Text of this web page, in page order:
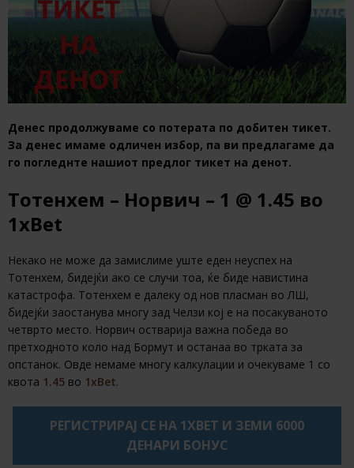
Денес продолжуваме со потерата по добитен тикет.
За денес имаме одличен избор, па ви предлагаме да
го погледнте нашиот предлог тикет на денот.
Тотенхем – Норвич – 1 @ 1.45 во
1xBet
Некако не може да замислиме уште еден неуспех на
Тотенхем, бидејќи ако се случи тоа, ќе биде навистина
катастрофа. Тотенхем е далеку од нов пласман во ЛШ,
бидејќи заостанува многу зад Челзи кој е на посакуваното
четврто место. Норвич остварија важна победа во
претходното коло над Бормут и останаа во трката за
опстанок. Овде немаме многу калкулации и очекуваме 1 со
квота 1.45 во 1xBet.
РЕГИСТРИРАЈ СЕ НА 1XBET И ЗЕМИ 6000
ДЕНАРИ БОНУС